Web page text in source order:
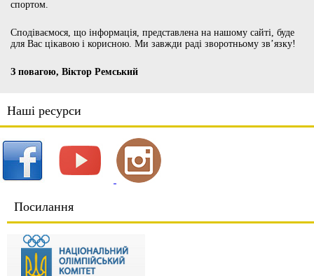
спортом.
Сподіваємося, що інформація, представлена на нашому сайті, буде
для Вас цікавою і корисною. Ми завжди раді зворотньому зв’язку!
З повагою, Віктор Ремський
Наші ресурси
Посилання